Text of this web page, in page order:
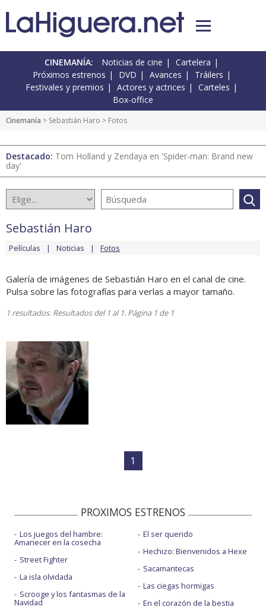
CINEMANÍA: Noticias de cine
Cartelera
Próximos estrenos
DVD Avances
Tráilers
Festivales y premios
Actores y actrices
Carteles
Box-office
Cinemanía > Sebastián Haro > Fotos
Destacado: Tom Holland y Zendaya en 'Spider-man: Brand new
day'
Sebastián Haro
Películas Noticias Fotos
Galería de imágenes de Sebastián Haro en el canal de cine.
Pulsa sobre las fotografías para verlas a mayor tamaño.
1 resultados. Resultados del 1 al 1. Página 1 de 1
1
PROXIMOS ESTRENOS
Los juegos del hambre:
Amanecer en la cosecha
Street Fighter
La isla olvidada
Scrooge y los fantasmas de la
Navidad
El ser querido
Hechizo: Bienvenidos a Hexe
Sacamantecas
Las ciegas hormigas
En el corazón de la bestia